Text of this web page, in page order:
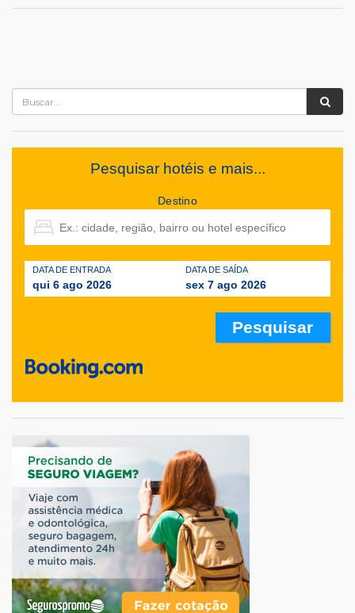
Pesquisar hotéis e mais...
Destino
DATA DE ENTRADA
qui 6 ago 2026
DATA DE SAÍDA
sex 7 ago 2026